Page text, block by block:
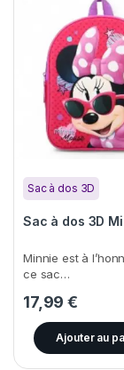
Sac à dos 3D
Sac à dos 3D
Minnie est à
ce sac…
17,99€
Ajouter au